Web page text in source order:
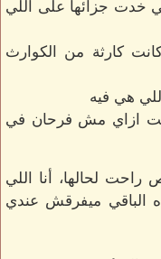
هي خدت جزائها على اللي
كارثة من الكوارث
هي فيه
ازاي مش فرحان في
راحت لحالها، أنا اللي
الباقي ميفرقش عندي